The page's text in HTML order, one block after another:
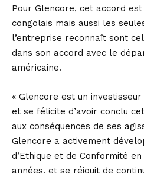
Pour Glencore, cet accord
congolais mais aussi les
l’entreprise reconnaît sont
dans son accord avec le
américaine.
« Glencore est un
et se félicite d’avoir conclu
aux conséquences de ses
Glencore a activement
d’Ethique et de Conformité
années, et se réjouit de